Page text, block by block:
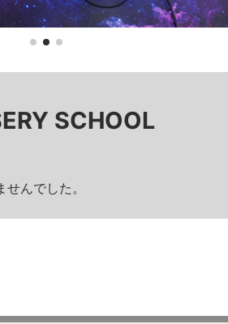
SCHOOL
んでした。